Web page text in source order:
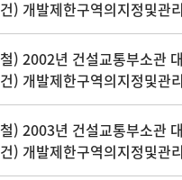
건) 개발제한구역의지정및관
철) 2002년 건설교통부소관
건) 개발제한구역의지정및관
철) 2003년 건설교통부소관
건) 개발제한구역의지정및관